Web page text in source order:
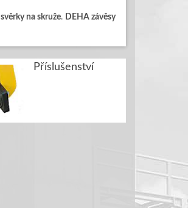
svěrky na skruže. DEHA závěsy
Příslušenství